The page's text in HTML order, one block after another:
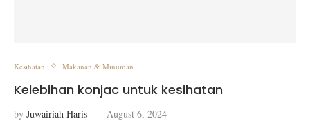
Kesihatan Makanan & Minuman
Kelebihan konjac untuk kesihatan
by Juwairiah Haris August 6, 2024